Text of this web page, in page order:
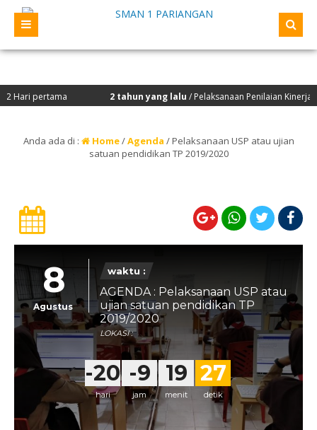
pertama 2 tahun yang lalu / Pelaksanaan Penilaian Kinerja
Studi Tiru oleh OSIS/ MPK TP 2022/2023 beserta Siswa
Anda ada di : Home/Agenda /Pelaksanaan USP atau ujian
satuan pendidikan TP 2019/2020
8
Agustus
waktu :
AGENDA : Pelaksanaan USP atau
ujian satuan pendidikan TP
2019/2020
LOKASI :
-20674
hari
-9
jam
19
menit
27
detik